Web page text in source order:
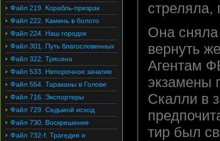
стреляла,
Она
вернуть
Агентам
экзамены
Скалли в
тир был
Файл 219. Корабль-призрак
Файл 222. Камень в болото
Файл 224. Наш городок
Файл 301. Путь благословенных
Файл 322. Трясина
Файл 533. Непорочное зачатие
Файл 554. Тараканы в Голове
Файл 716. Экспортеры
Файл 729. Седьмой исход
Файл 730. Воскрешение
Файл 732-f. Трагедия и